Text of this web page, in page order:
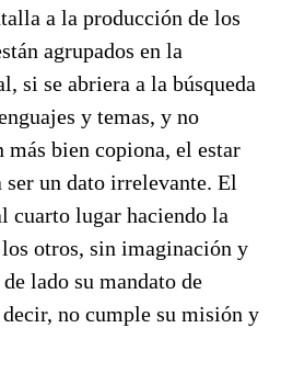
a la producción de los
agrupados en la
si se abriera a la búsqueda
y temas, y no
bien copiona, el estar
un dato irrelevante. El
cuarto lugar haciendo la
otros, sin imaginación y
lado su mandato de
no cumple su misión y